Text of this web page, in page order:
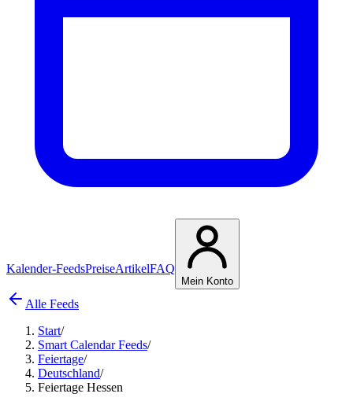
Kalender-FeedsPreiseArtikelFAQ
Mein Konto
Alle Feeds
Start/
Smart Calendar Feeds/
Feiertage/
Deutschland/
Feiertage Hessen